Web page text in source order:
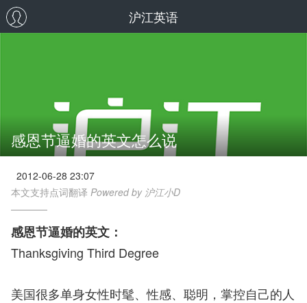
沪江英语
感恩节逼婚的英文怎么说
2012-06-28 23:07
本文支持点词翻译 Powered by 沪江小D
感恩节逼婚的英文：
Thanksgiving Third Degree
美国很多单身女性时髦、性感、聪明，掌控自己的人